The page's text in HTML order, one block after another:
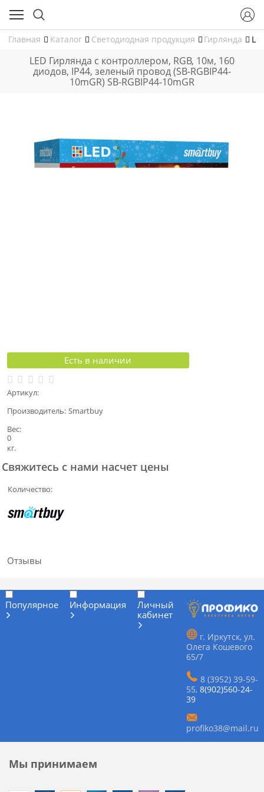
Главная Каталог Светодиодная продукция Гирлянда
LED Гирлянда с контроллером, RGB, 10м, 160
диодов, IP44, зеленый провод (SB-RGBIP44-
10mGR) SB-RGBIP44-10mGR
Есть в наличии
Артикул:
Производитель: Smartbuy
Вес:
0
кг.
Свяжитесь с нами насчет цены
Количество:
Отзывы
Популярное Информация
Личный
кабинет
г. Иркутск, ул.
Олега Кошевого
65/7
8 (3952) 39-59-
55, 8(902)560-24-
39
profiko38@mail.ru
Мы принимаем